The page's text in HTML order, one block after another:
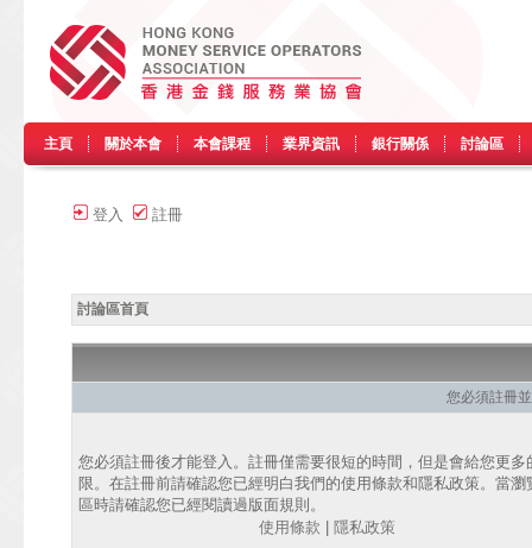
主頁 關於本會 本會課程 業界資訊 銀行關係 討論區
登入 註冊
討論區首頁
您必須註冊
您必須註冊後才能登入。註冊僅需要很短的時間，但是會給您更多
限。在註冊前請確認您已經明白我們的使用條款和隱私政策。當瀏
區時請確認您已經閱讀過版面規則。
使用條款
隱私政策